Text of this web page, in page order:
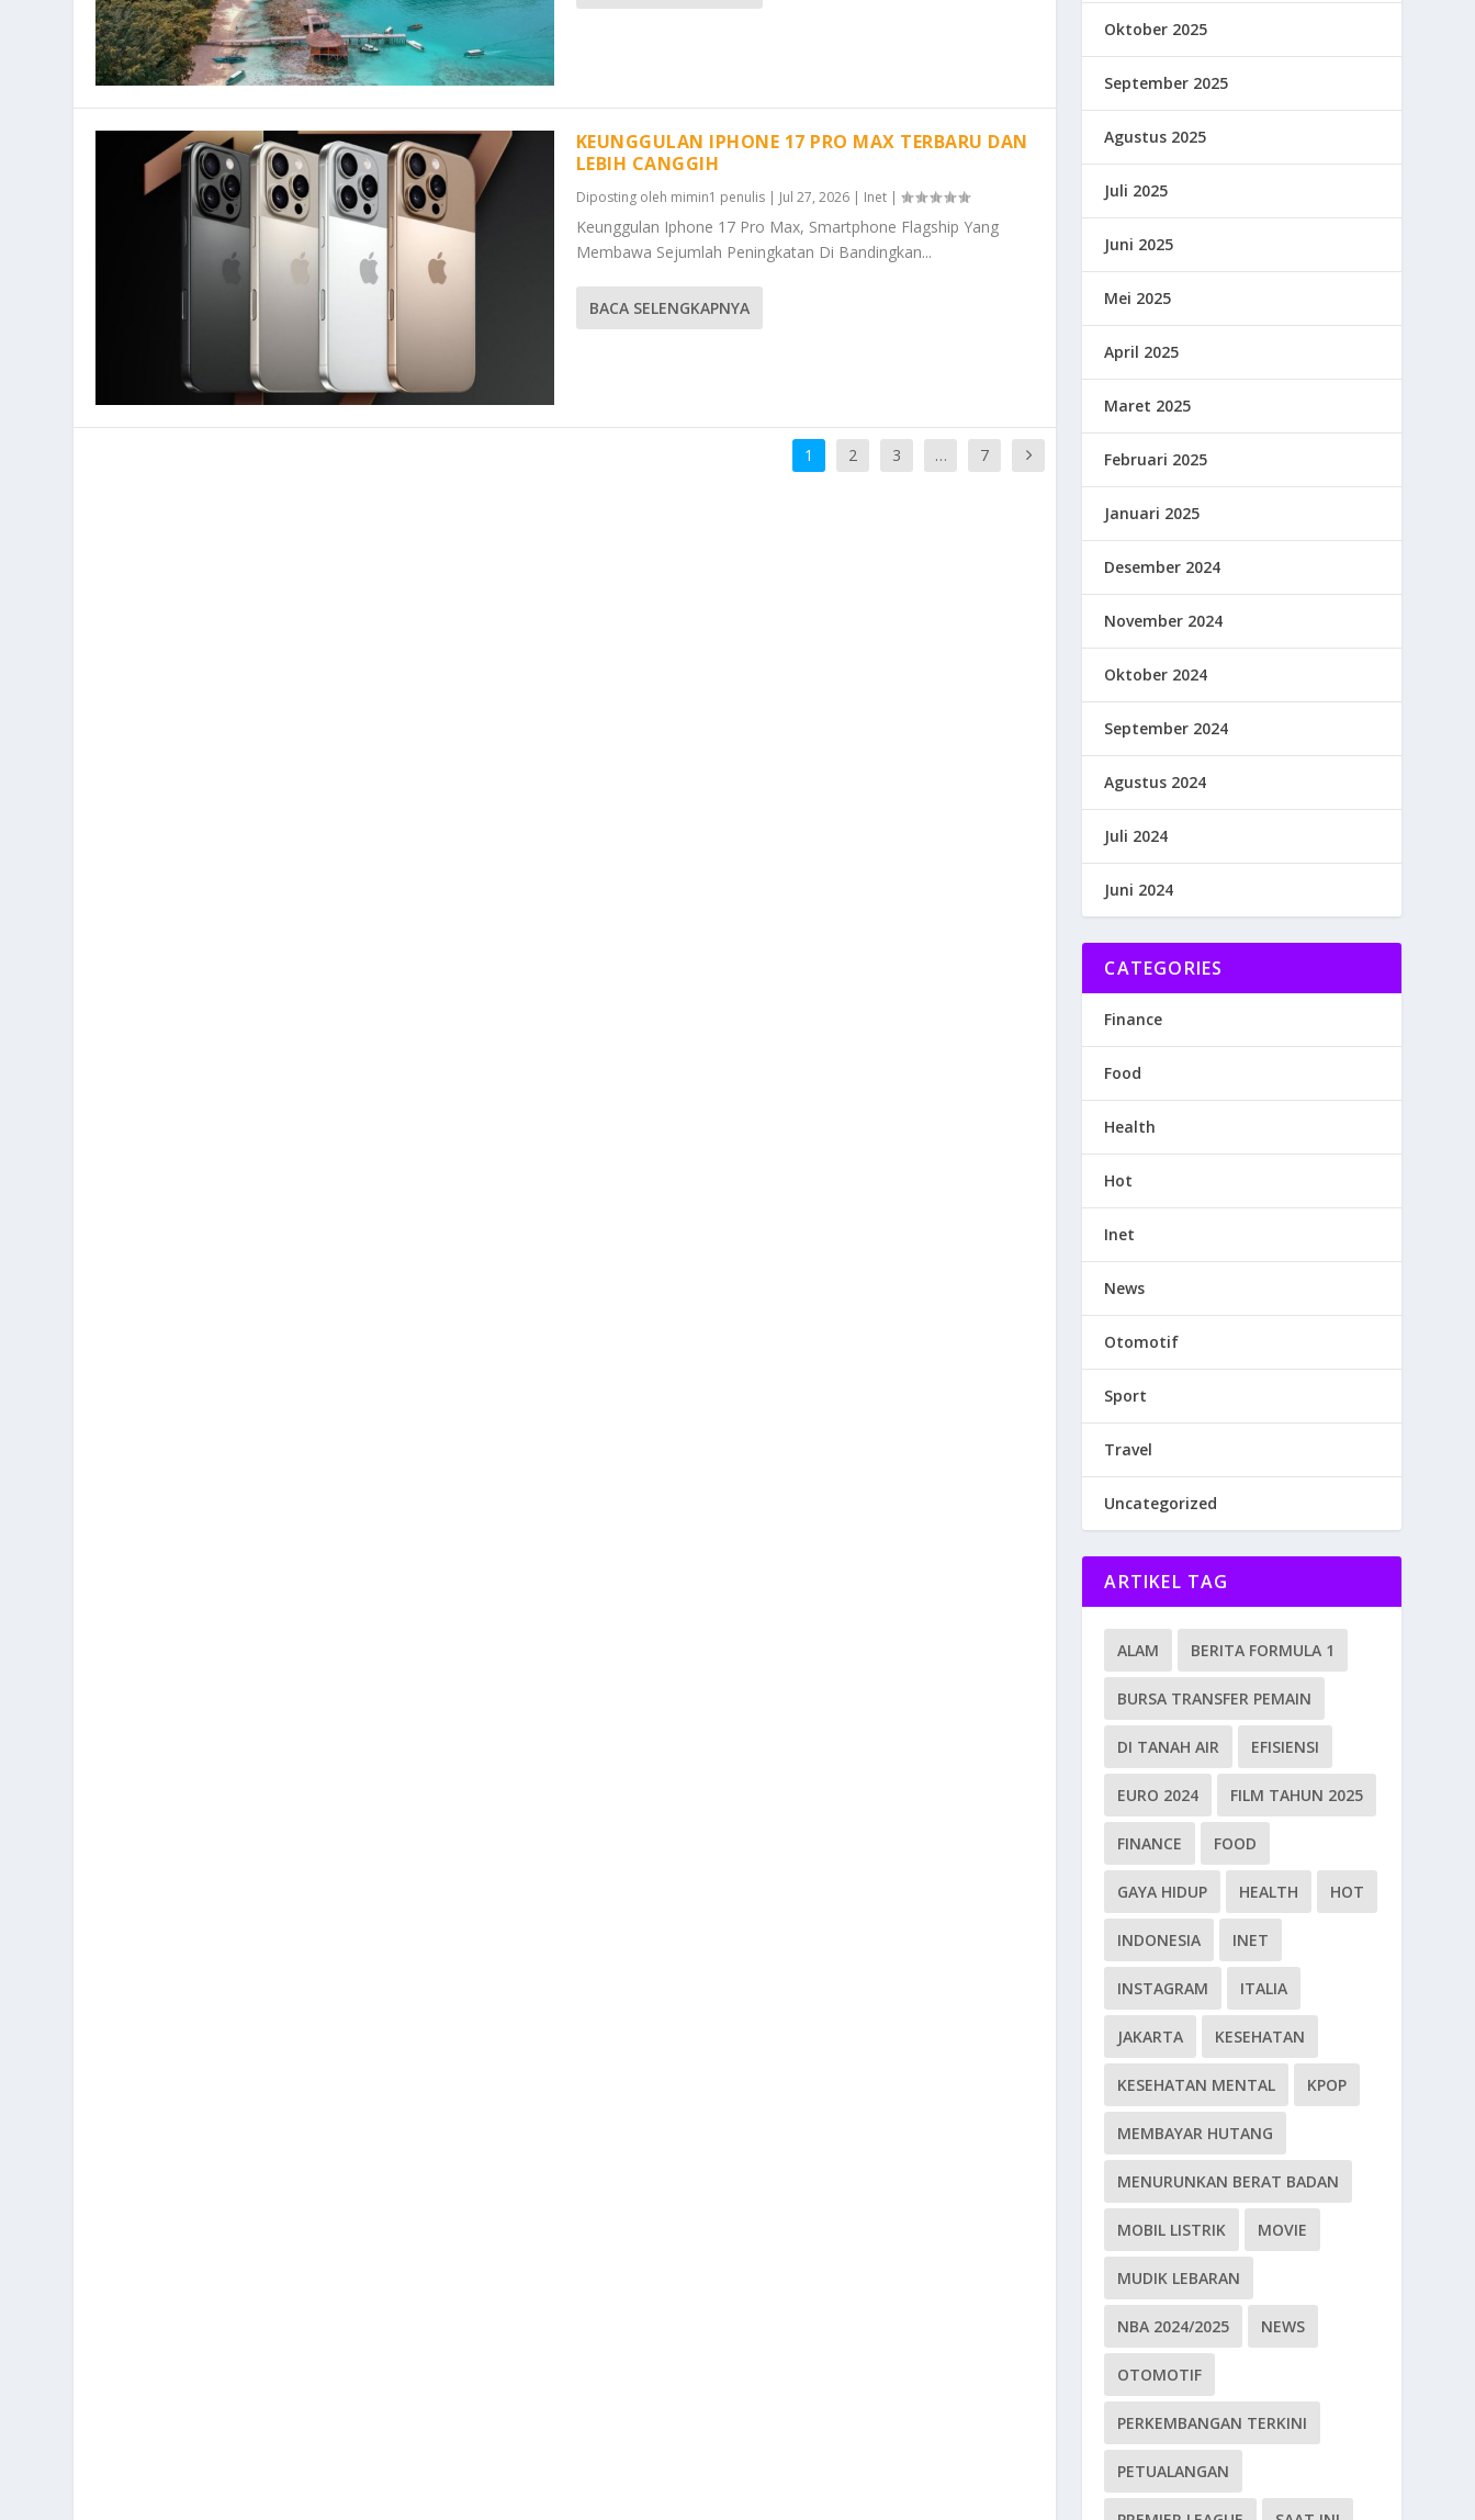
KEUNGGULAN IPHONE 17 PRO MAX TERBARU DAN
LEBIH CANGGIH
Diposting oleh mimin1 penulis| Jul 27, 2026| Inet|
Keunggulan Iphone 17 Pro Max, Smartphone Flagship Yang
Membawa Sejumlah Peningkatan Di Bandingkan...
BACA SELENGKAPNYA
1 2 3 … 7
Oktober 2025
September 2025
Agustus 2025
Juli 2025
Juni 2025
Mei 2025
April 2025
Maret 2025
Februari 2025
Januari 2025
Desember 2024
November 2024
Oktober 2024
September 2024
Agustus 2024
Juli 2024
Juni 2024
CATEGORIES
Finance
Food
Health
Hot
Inet
News
Otomotif
Sport
Travel
Uncategorized
ARTIKEL TAG
ALAM BERITA FORMULA 1
BURSA TRANSFER PEMAIN
DI TANAH AIR EFISIENSI
EURO 2024 FILM TAHUN 2025
FINANCE FOOD
GAYA HIDUP HEALTH HOT
INDONESIA INET
INSTAGRAM ITALIA
JAKARTA KESEHATAN
KESEHATAN MENTAL KPOP
MEMBAYAR HUTANG
MENURUNKAN BERAT BADAN
MOBIL LISTRIK MOVIE
MUDIK LEBARAN
NBA 2024/2025 NEWS
OTOMOTIF
PERKEMBANGAN TERKINI
PETUALANGAN